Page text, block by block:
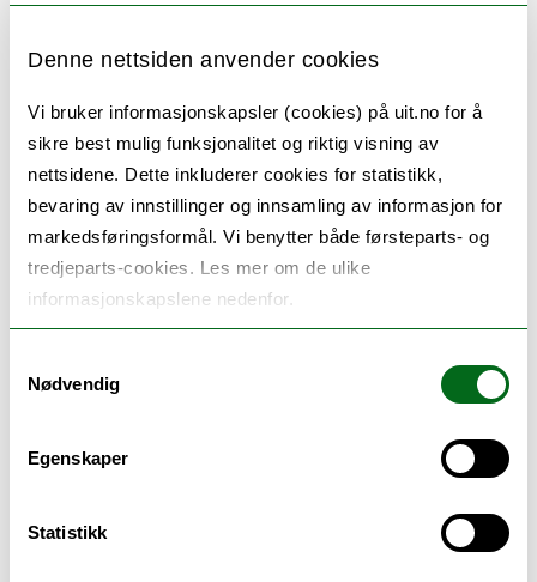
Denne nettsiden anvender cookies
Vi bruker informasjonskapsler (cookies) på uit.no for å
sikre best mulig funksjonalitet og riktig visning av
nettsidene. Dette inkluderer cookies for statistikk,
bevaring av innstillinger og innsamling av informasjon for
markedsføringsformål. Vi benytter både førsteparts- og
tredjeparts-cookies. Les mer om de ulike
informasjonskapslene nedenfor.
Nødvendig
Egenskaper
Statistikk
For kursbestilling, trykk her
Neste arrangement:
11.08.2026 at 13.15:
Oppstartskurs for nye studenter